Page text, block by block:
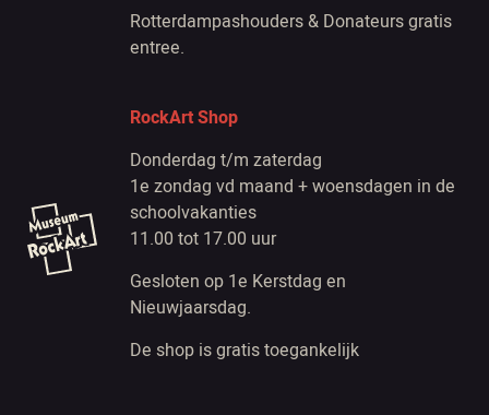
Rotterdampashouders & Donateurs gratis
entree.
RockArt Shop
Donderdag t/m zaterdag
1e zondag vd maand + woensdagen in de
schoolvakanties
11.00 tot 17.00 uur
Gesloten op 1e Kerstdag en
Nieuwjaarsdag.
De shop is gratis toegankelijk